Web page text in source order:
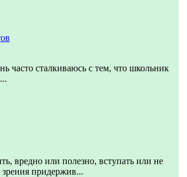
часто сталкиваюсь с тем, что школьник
вредно или полезно, вступать или не
зрения придержив...